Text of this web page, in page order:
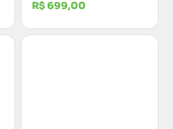
R$699,00